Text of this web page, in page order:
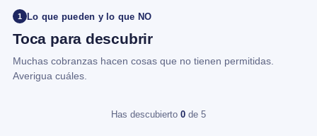
1 Lo que pueden y lo que NO
Toca para descubrir
Muchas cobranzas hacen cosas que no tienen permitidas.
Averigua cuáles.
Has descubierto 0 de 5